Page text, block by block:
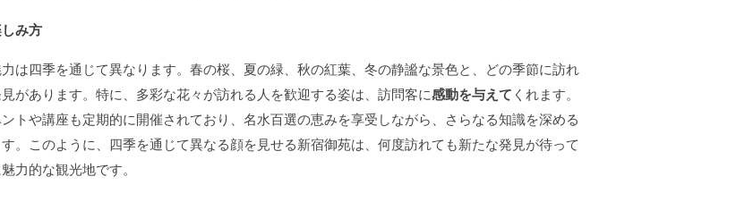
み方
は四季を通じて異なります。春の桜、夏の緑、秋の紅葉、冬の静謐な景色と、どの季節に訪れ
があります。特に、多彩な花々が訪れる人を歓迎する姿は、訪問客に感動を与えて くれます。
トや講座も定期的に開催されており、名水百選の恵みを享受しながら、さらなる知識を深める
。このように、四季を通じて異なる顔を見せる新宿御苑は、何度訪れても新たな発見が待って
力的な観光地です。